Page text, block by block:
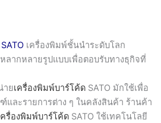
เครื่องพิมพ์ชั้นนำระดับโลก
ลากหลายรูปแบบเพื่อตอบรับทางธุกิจที่
ายเครื่องพิมพ์บาร์โค้ด SATO มักใช้เพื่อ
ละรายการต่าง ๆ ในคลังสินค้า ร้านค้า
ครื่องพิมพ์บาร์โค้ด SATO ใช้เทคโนโลยี